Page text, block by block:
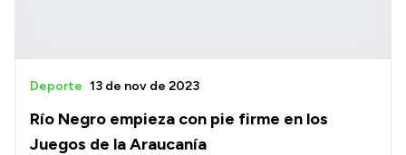
Río Negro empieza con pie firme en los
Juegos de la Araucanía
Deporte 13 de nov de 2023